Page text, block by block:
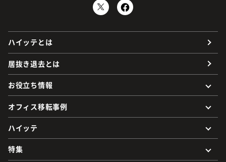
ハイッテとは
居抜き退去とは
お役立ち情報
オフィス移転事例
ハイッテ
特集